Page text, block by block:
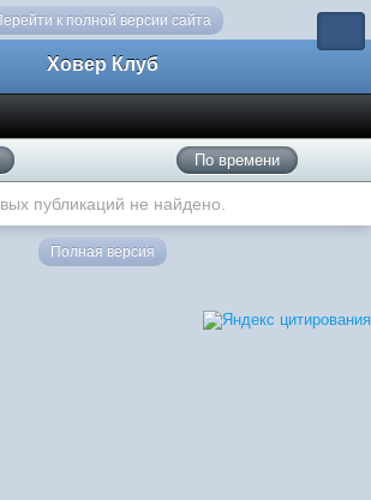
к полной версии сайта
Ховер Клуб
По времени
публикаций не найдено.
Полная версия